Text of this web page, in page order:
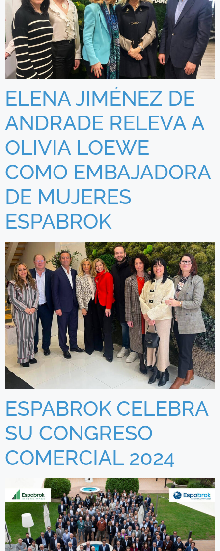
ELENA JIMÉNEZ DE
ANDRADE RELEVA A
OLIVIA LOEWE
COMO EMBAJADORA
DE MUJERES
ESPABROK
ESPABROK CELEBRA
SU CONGRESO
COMERCIAL 2024